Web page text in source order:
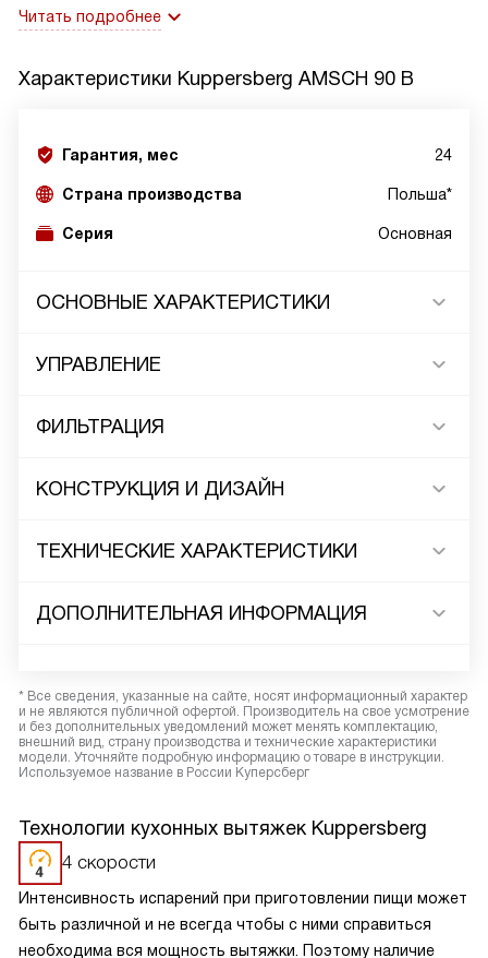
Читать подробнее
Характеристики Kuppersberg AMSCH 90 B
Гарантия, мес 24
Страна производства Польша*
Серия Основная
ОСНОВНЫЕ ХАРАКТЕРИСТИКИ
УПРАВЛЕНИЕ
ФИЛЬТРАЦИЯ
КОНСТРУКЦИЯ И ДИЗАЙН
ТЕХНИЧЕСКИЕ ХАРАКТЕРИСТИКИ
ДОПОЛНИТЕЛЬНАЯ ИНФОРМАЦИЯ
* Все сведения, указанные на сайте, носят информационный характер
и не являются публичной офертой. Производитель на свое усмотрение
и без дополнительных уведомлений может менять комплектацию,
внешний вид, страну производства и технические характеристики
модели. Уточняйте подробную информацию о товаре в инструкции.
Используемое название в России Куперсберг
Технологии кухонных вытяжек Kuppersberg
4 скорости
Интенсивность испарений при приготовлении пищи может
быть различной и не всегда чтобы с ними справиться
необходима вся мощность вытяжки. Поэтому наличие